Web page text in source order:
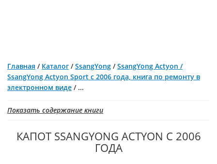
Главная / Каталог /SsangYong /SsangYong Actyon /
SsangYong Actyon Sport с 2006 года, книга по ремонту в
электронном виде / ...
Показать содержание книги
КАПОТ SSANGYONG ACTYON С 2006
ГОДА